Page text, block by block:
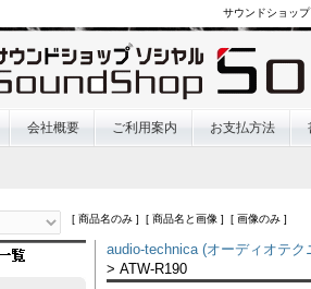
サウンドショッ
会社概要 ご利用案内 お支払方法
[ 商品名のみ ] [ 商品名と画像 ] [ 画像のみ ]
audio-technica (オーディオテク
> ATW-R190